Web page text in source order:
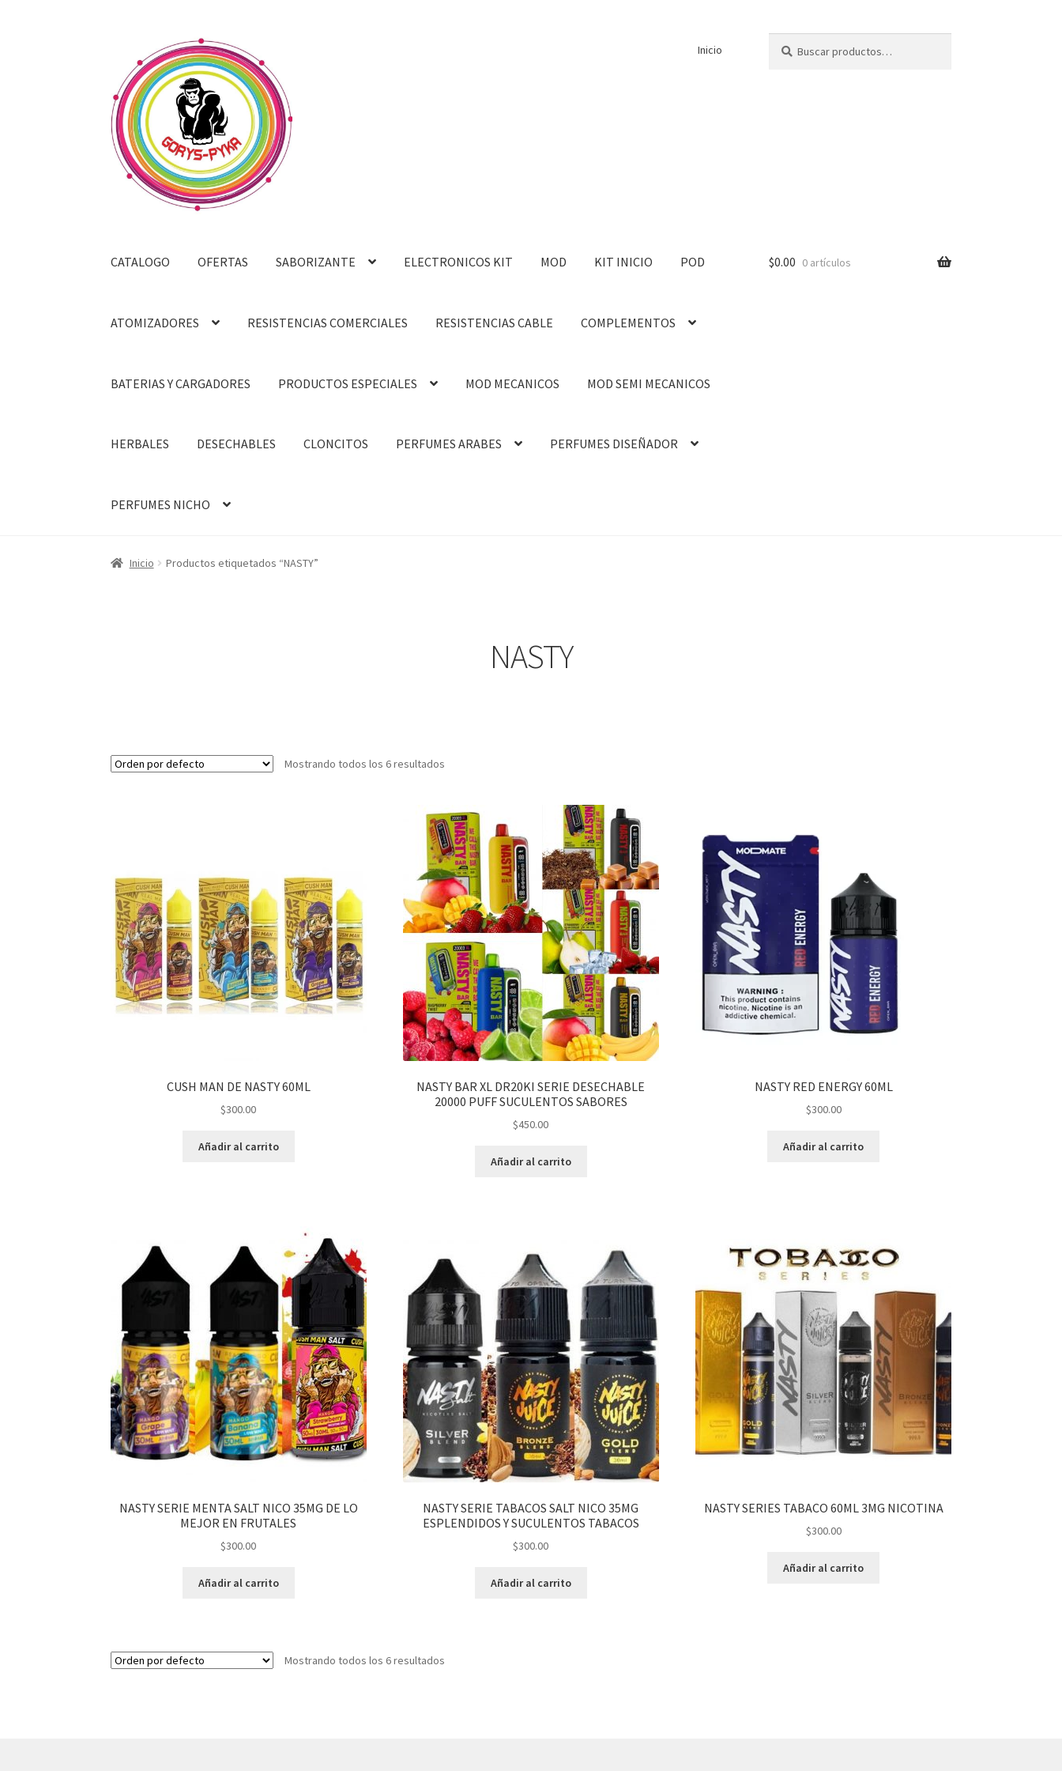
navegación
contenido
Inicio
por:
CATALOGO OFERTAS SABORIZANTE ELECTRONICOS KIT MOD KIT INICIO POD
ATOMIZADORES RESISTENCIAS COMERCIALES RESISTENCIAS CABLE COMPLEMENTOS
BATERIAS Y CARGADORES PRODUCTOS ESPECIALES MOD MECANICOS MOD SEMI MECANICOS
HERBALES DESECHABLES CLONCITOS PERFUMES ARABES PERFUMES DISEÑADOR
PERFUMES NICHO
$0.00 0 artículos
Inicio Productos etiquetados “NASTY”
NASTY
Mostrando todos los 6 resultados
CUSH MAN DE NASTY 60ML
$300.00
Añadir al carrito
NASTY BAR XL DR20KI SERIE DESECHABLE
20000 PUFF SUCULENTOS SABORES
$450.00
Añadir al carrito
NASTY RED ENERGY 60ML
$300.00
Añadir al carrito
NASTY SERIE MENTA SALT NICO 35MG DE LO
MEJOR EN FRUTALES
$300.00
Añadir al carrito
NASTY SERIE TABACOS SALT NICO 35MG
ESPLENDIDOS Y SUCULENTOS TABACOS
$300.00
Añadir al carrito
NASTY SERIES TABACO 60ML 3MG NICOTINA
$300.00
Añadir al carrito
Mostrando todos los 6 resultados